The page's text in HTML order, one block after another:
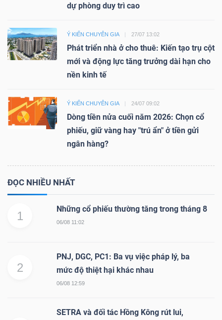
dự phòng duy trì cao
Ý KIẾN CHUYÊN GIA 27/07 13:02
Phát triển nhà ở cho thuê: Kiến tạo trụ cột
mới và động lực tăng trưởng dài hạn cho
nền kinh tế
Ý KIẾN CHUYÊN GIA 24/07 09:02
Dòng tiền nửa cuối năm 2026: Chọn cổ
phiếu, giữ vàng hay "trú ẩn" ở tiền gửi
ngân hàng?
ĐỌC NHIỀU NHẤT
1
Những cổ phiếu thường tăng trong tháng 8
06/08 11:02
2
PNJ, DGC, PC1: Ba vụ việc pháp lý, ba
mức độ thiệt hại khác nhau
06/08 12:59
SETRA và đối tác Hồng Kông rút lui,